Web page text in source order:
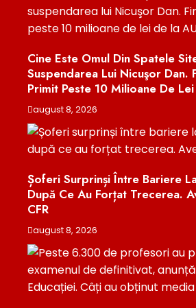
Cine Este Omul Din Spatele
Suspendarea Lui Nicuşor Dan.
Primit Peste 10 Milioane De Lei
august 8, 2026
Șoferi Surprinși Între Bariere
După Ce Au Forțat Trecerea.
CFR
august 8, 2026